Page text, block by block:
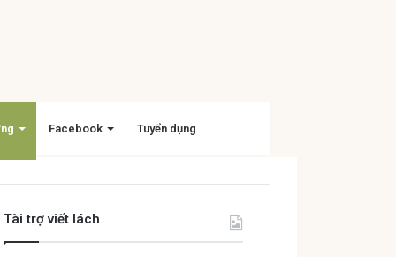
Facebook Tuyển dụng
Tài trợ viết lách